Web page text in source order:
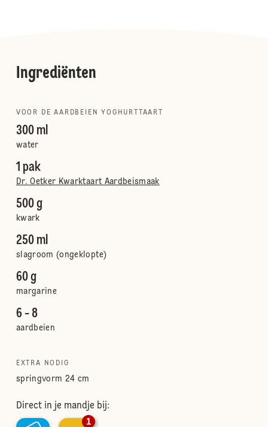
Ingrediënten
VOOR DE AARDBEIEN YOGHURTTAART
300 ml
water
1 pak
Dr. Oetker Kwarktaart Aardbeismaak
500 g
kwark
250 ml
slagroom (ongeklopte)
60 g
margarine
6 - 8
aardbeien
EXTRA NODIG
springvorm 24 cm
Direct in je mandje bij:
1